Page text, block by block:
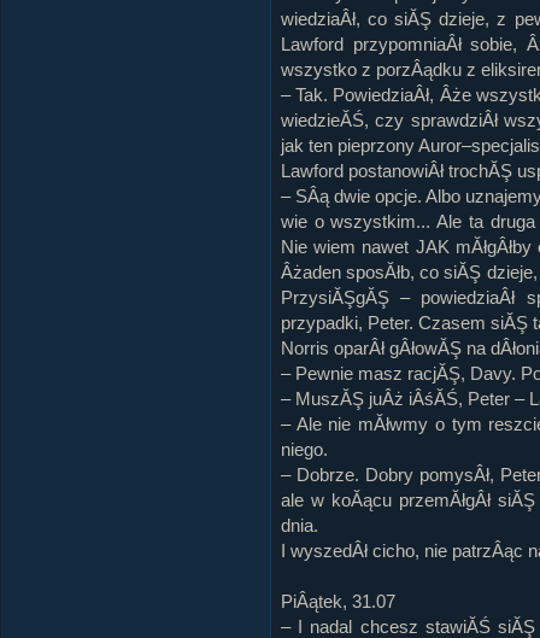
wiedziaÂł, co siĂŞ dzieje, z
Lawford przypomniaÂł sobie,
wszystko z porzÂądku z
– Tak. PowiedziaÂł, Âże
wiedzieĂŚ, czy sprawdziÂł
jak ten pieprzony
Lawford postanowiÂł trochĂŞ
– SÂą dwie opcje. Albo
wie o wszystkim... Ale ta
Nie wiem nawet JAK
Âżaden sposĂłb, co siĂŞ
PrzysiĂŞgĂŞ – powiedziaÂł
przypadki, Peter. Czasem siĂŞ
Norris oparÂł gÂłowĂŞ na
– Pewnie masz racjĂŞ, Davy.
– MuszĂŞ juÂż iÂśĂŚ, Peter –
– Ale nie mĂłwmy o tym
niego.
– Dobrze. Dobry pomysÂł,
ale w koĂącu przemĂłgÂł
dnia.
I wyszedÂł cicho, nie patrzÂąc
PiÂątek, 31.07
– I nadal chcesz stawiĂŚ siĂŞ